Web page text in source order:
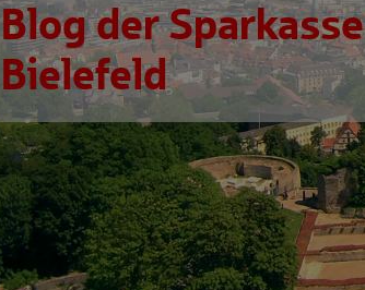
Blog der Sparkasse
Bielefeld